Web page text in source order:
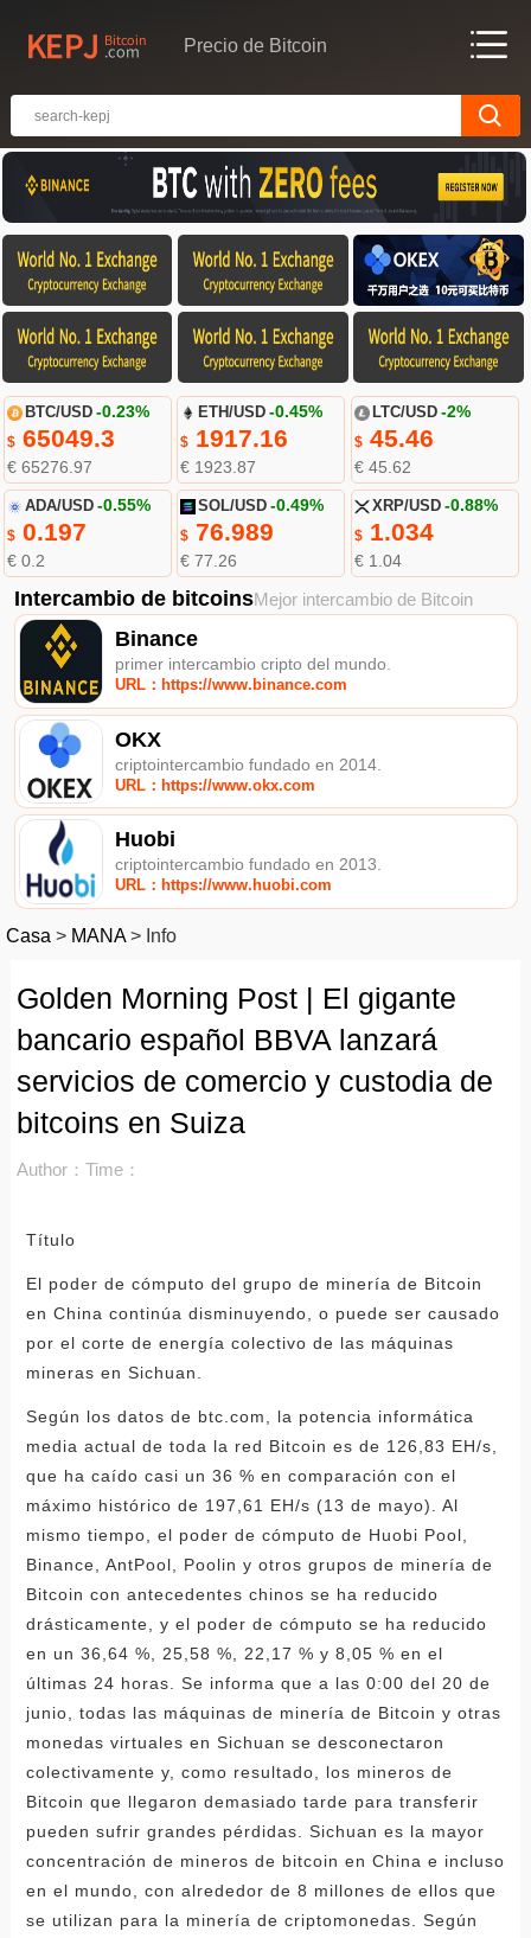
Precio de Bitcoin
BTC/USD -0.23%
$65049.3
€ 65276.97
ETH/USD -0.45%
$ 1917.16
€ 1923.87
LTC/USD -2%
$45.46
€ 45.62
ADA/USD -0.55%
$0.197
€ 0.2
SOL/USD -0.49%
$ 76.989
€ 77.26
XRP/USD -0.88%
$1.034
€ 1.04
Intercambio de bitcoinsMejor intercambio de Bitcoin
Binance
primer intercambio cripto del mundo.
URL：https://www.binance.com
OKX
criptointercambio fundado en 2014.
URL：https://www.okx.com
Huobi
criptointercambio fundado en 2013.
URL：https://www.huobi.com
Casa > MANA> Info
Golden Morning Post | El gigante
bancario español BBVA lanzará
servicios de comercio y custodia de
bitcoins en Suiza
Author： Time：
Título
El poder de cómputo del grupo de minería de Bitcoin
en China continúa disminuyendo, o puede ser causado
por el corte de energía colectivo de las máquinas
mineras en Sichuan.
Según los datos de btc.com, la potencia informática
media actual de toda la red Bitcoin es de 126,83 EH/s,
que ha caído casi un 36 % en comparación con el
máximo histórico de 197,61 EH/s (13 de mayo). Al
mismo tiempo, el poder de cómputo de Huobi Pool,
Binance, AntPool, Poolin y otros grupos de minería de
Bitcoin con antecedentes chinos se ha reducido
drásticamente, y el poder de cómputo se ha reducido
en un 36,64 %, 25,58 %, 22,17 % y 8,05 % en el
últimas 24 horas. Se informa que a las 0:00 del 20 de
junio, todas las máquinas de minería de Bitcoin y otras
monedas virtuales en Sichuan se desconectaron
colectivamente y, como resultado, los mineros de
Bitcoin que llegaron demasiado tarde para transferir
pueden sufrir grandes pérdidas. Sichuan es la mayor
concentración de mineros de bitcoin en China e incluso
en el mundo, con alrededor de 8 millones de ellos que
se utilizan para la minería de criptomonedas. Según